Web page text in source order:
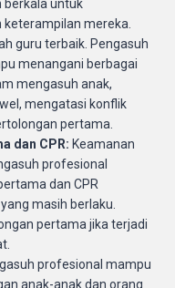
berkala untuk
mereka.
guru terbaik. Pengasuh
menangani berbagai
mengasuh anak,
mengatasi konflik
pertama.
dan CPR: Keamanan
profesional
dan CPR
masih berlaku.
pertama jika terjadi
profesional mampu
anak-anak dan orang